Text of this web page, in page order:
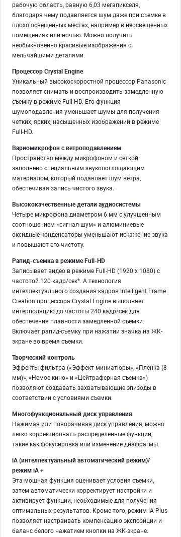
рабочую область, равную 6,03 мегапикселя,
благодаря чему подавляется шум даже при съемке в
плохо освещенных местах, например в неосвещенных
помещениях или ночью. Можно получить
необыкновенно красивые изображения с
мельчайшими деталями.
Процессор Crystal Engine
Уникальный высокоскоростной процессор Panasonic
позволяет снимать и воспроизводить замедленную
съемку в режиме Full-HD. Его функция
шумоподавления уменьшает шумы для получения
четких, ярких, насыщенных изображений в режиме
Full-HD.
Вариомикрофон с ветроподавлением
Пространство между микрофоном и сеткой
заполнено специальным звукопоглощающим
материалом, который подавляет шум ветра,
обеспечивая запись чистого звука.
Высококачественные детали аудиосистемы
Четыре микрофона диаметром 6 мм с улучшенным
соотношением «сигнал-шум» и алюминиевые
оксидные конденсаторы уменьшают искажение звука
и повышают его чистоту.
Рапид-съемка в режиме Full-HD
Записывает видео в режиме Full-HD (1920 x 1080) с
частотой 120 кадр/сек*. А технология
интеллектуального создания кадров Intelligent Frame
Creation процессора Crystal Engine выполняет
интерполяцию до частоты 240 кадр/сек для
обеспечения плавности замедленной съемки.
Включает рапид-съемку при нажатии значка на ЖК-
экране во время съемки.
Творческий контроль
Эффекты фильтра («Эффект миниатюры», «Пленка (8
мм)», «Немое кино» и «Цейтраферная съемка»)
позволяют создавать захватывающие эпизоды в
соответствии с условиями съемки.
Многофункциональный диск управления
Нажимая или поворачивая диск управления, можно
легко корректировать распределенные функции,
такие как фокусировка или изменение диафрагмы.
iA (интеллектуальный автоматический режим)/
режим iA +
Эта мощная функция оценивает условия съемки,
затем автоматически корректирует настройки и
активирует функции, необходимые для получения
оптимальных результатов. Кроме того, режим iA Plus
позволяет настраивать компенсацию экспозиции и
баланс белого нажатием кнопки на ЖК-экране.